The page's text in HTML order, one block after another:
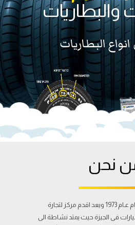
والبطاريات
نحن
اسس مركز الاهرام عـام 1973 ويعد اقدم مركز لتجارة
فى الجيزة حيث يمتد نشاطة الى